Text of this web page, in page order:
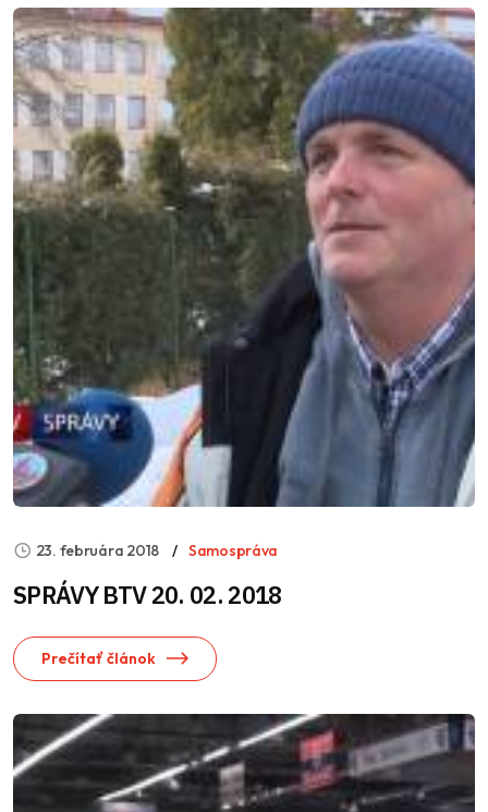
23. februára 2018 Samospráva
SPRÁVY BTV 20. 02. 2018
Prečítať článok